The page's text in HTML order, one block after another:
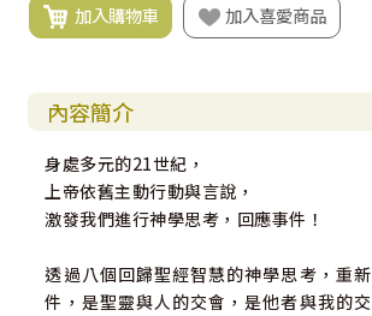
加入購物車 加入喜愛商品
內容簡介
身處多元的21世紀，
上帝依舊主動行動與言說，
激發我們進行神學思考，回應事件！
透過八個回歸聖經智慧的神學思考，重
件，是聖靈與人的交會，是他者與我的